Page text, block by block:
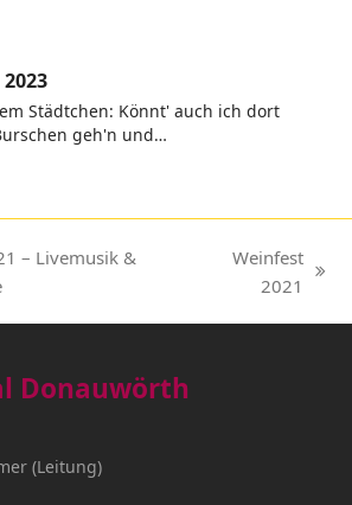
Städtchen: Könnt' auch ich dort
geh'n und…
– Livemusik &
Nächster
Weinfest
2021
Donauwörth
(Leitung)